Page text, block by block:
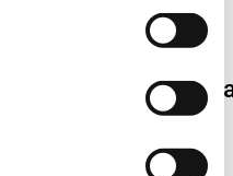
DDMT26 +